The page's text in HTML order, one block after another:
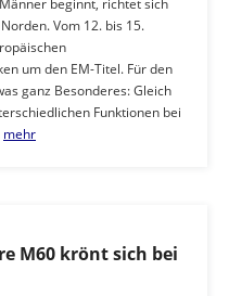
beginnt, richtet sich
Vom 12. bis 15.
um den EM-Titel. Für den
ganz Besonderes: Gleich
Funktionen bei
mehr
M60 krönt sich bei